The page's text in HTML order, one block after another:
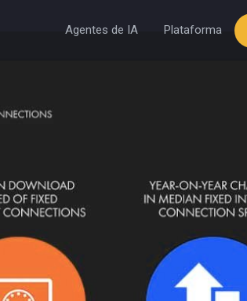
Agentes de IA Plataforma